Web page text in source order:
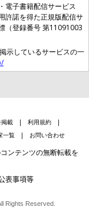
電子書籍配信サービス
許諾を得た正規版配信サ
（登録番号 第11091003
示しているサービスの一
掲載
利用規約
一覧 お問い合わせ
ンテンツの無断転載を
表事項等
Rights Reserved.